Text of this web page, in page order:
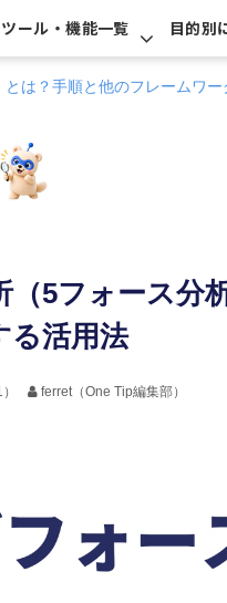
ツール・機能一覧 目的別
は？手順と他のフレームワ
5フォース分
る活用法
）
ferret（One Tip編集部）